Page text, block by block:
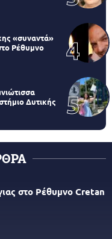
«συναντά»
Ρέθυμνο
Δυτικής
στο Ρέθυμνο Cretan